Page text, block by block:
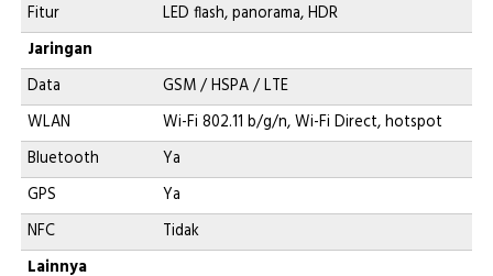
Fitur
LED flash, panorama, HDR
Jaringan
Data
GSM / HSPA / LTE
WLAN
Wi-Fi 802.11 b/g/n, Wi-Fi Direct, hotspot
Bluetooth
Ya
GPS
Ya
NFC
Tidak
Lainnya